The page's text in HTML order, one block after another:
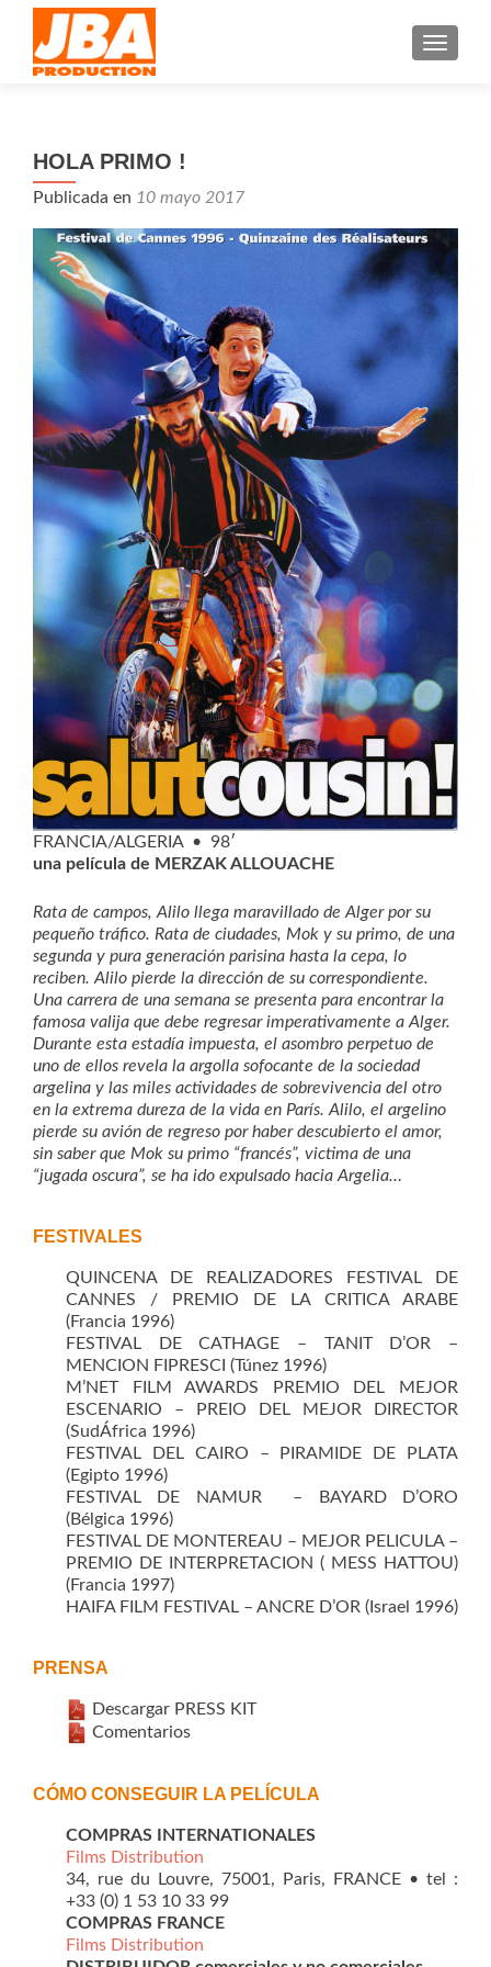
HOLA PRIMO !
Publicada en 10 mayo 2017
FRANCIA/ALGERIA • 98′
una película de MERZAK ALLOUACHE
Rata de campos, Alilo llega maravillado de Alger por su
pequeño tráfico. Rata de ciudades, Mok y su primo, de una
segunda y pura generación parisina hasta la cepa, lo
reciben. Alilo pierde la dirección de su correspondiente.
Una carrera de una semana se presenta para encontrar la
famosa valija que debe regresar imperativamente a Alger.
Durante esta estadía impuesta, el asombro perpetuo de
uno de ellos revela la argolla sofocante de la sociedad
argelina y las miles actividades de sobrevivencia del otro
en la extrema dureza de la vida en París. Alilo, el argelino
pierde su avión de regreso por haber descubierto el amor,
sin saber que Mok su primo “francés”, victima de una
“jugada oscura”, se ha ido expulsado hacia Argelia…
FESTIVALES
QUINCENA DE REALIZADORES FESTIVAL DE
CANNES / PREMIO DE LA CRITICA ARABE
(Francia 1996)
FESTIVAL DE CATHAGE – TANIT D’OR –
MENCION FIPRESCI (Túnez 1996)
M’NET FILM AWARDS PREMIO DEL MEJOR
ESCENARIO – PREIO DEL MEJOR DIRECTOR
(SudÁfrica 1996)
FESTIVAL DEL CAIRO – PIRAMIDE DE PLATA
(Egipto 1996)
FESTIVAL DE NAMUR – BAYARD D’ORO
(Bélgica 1996)
FESTIVAL DE MONTEREAU – MEJOR PELICULA –
PREMIO DE INTERPRETACION ( MESS HATTOU)
(Francia 1997)
HAIFA FILM FESTIVAL – ANCRE D’OR (Israel 1996)
PRENSA
Descargar PRESS KIT
Comentarios
CÓMO CONSEGUIR LA PELÍCULA
COMPRAS INTERNATIONALES
Films Distribution
34, rue du Louvre, 75001, Paris, FRANCE • tel :
+33 (0) 1 53 10 33 99
COMPRAS FRANCE
Films Distribution